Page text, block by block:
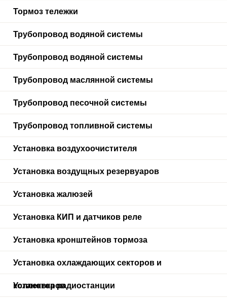
Тормоз тележки
Трубопровод водяной системы
Трубопровод водяной системы
Трубопровод маслянной системы
Трубопровод песочной системы
Трубопровод топливной системы
Установка воздухоочистителя
Установка воздущных резервуаров
Установка жалюзей
Установка КИП и датчиков реле
Установка кронштейнов тормоза
Установка охлаждающих секторов и
коллекторов
Установка радиостанции